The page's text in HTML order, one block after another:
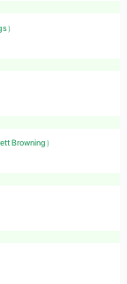
）
Browning）